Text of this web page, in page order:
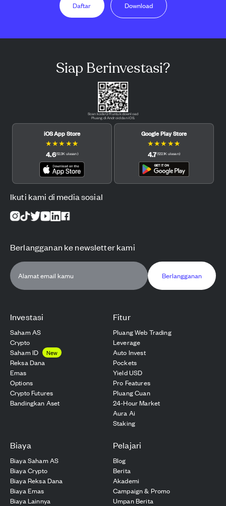
Daftar Download
Investasi
Saham AS
Crypto
Saham ID
New
Reksa Dana
Emas
Options
Crypto Futures
Bandingkan Aset
Fitur
Pluang Web Trading
Leverage
Auto Invest
Pockets
Yield USD
Pro Features
Pluang Cuan
24-Hour Market
Aura Ai
Staking
Biaya
Biaya Saham AS
Biaya Crypto
Biaya Reksa Dana
Biaya Emas
Biaya Lainnya
Pelajari
Blog
Berita
Akademi
Campaign & Promo
Umpan Berita
Siap Berinvestasi?
Scan kode QR untuk download
Pluang di Android dan iOS.
iOS App Store
★★★ ★★
4.6(12.3K ulasan)
Google Play Store
★★★ ★★
4.7(122.1K ulasan)
Ikuti kami di media sosial
Berlangganan ke newsletter kami
Berlangganan